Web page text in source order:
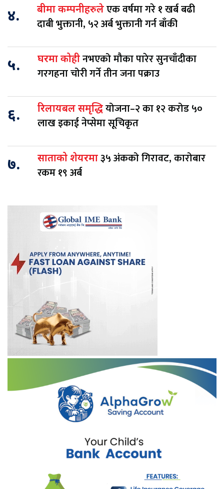
४. बीमा कम्पनीहरुलेएक वर्षमा गरे १ खर्ब बढी
दाबी भुक्तानी, ५२ अर्ब भुक्तानी गर्न बाँकी
५. घरमा कोहीनभएको मौका पारेर सुनचाँदीका
गरगहना चोरी गर्ने तीन जना पक्राउ
६. रिलायबल समृद्धियोजना–२ का १२ करोड ५०
लाख इकाई नेप्सेमा सूचिकृत
७. साताको शेयरमा३५ अंकको गिरावट, कारोबार
रकम १९ अर्ब